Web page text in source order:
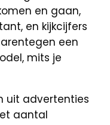
en gaan,
en kijkcijfers
een
mits je
uit advertenties
aantal